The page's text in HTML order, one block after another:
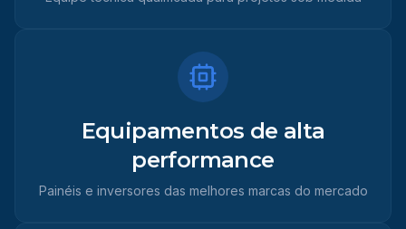
Equipamentos de alta
performance
Painéis e inversores das melhores marcas do mercado